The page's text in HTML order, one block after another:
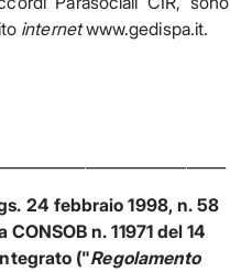
internetwww.gedispa.it.
24 febbraio 1998, n. 58
n. 11971 del 14
("Regolamento